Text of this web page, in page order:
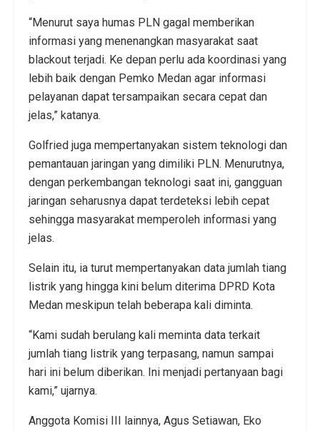
“Menurut saya humas PLN gagal memberikan
informasi yang menenangkan masyarakat saat
blackout terjadi. Ke depan perlu ada koordinasi yang
lebih baik dengan Pemko Medan agar informasi
pelayanan dapat tersampaikan secara cepat dan
jelas,” katanya.
Golfried juga mempertanyakan sistem teknologi dan
pemantauan jaringan yang dimiliki PLN. Menurutnya,
dengan perkembangan teknologi saat ini, gangguan
jaringan seharusnya dapat terdeteksi lebih cepat
sehingga masyarakat memperoleh informasi yang
jelas.
Selain itu, ia turut mempertanyakan data jumlah tiang
listrik yang hingga kini belum diterima DPRD Kota
Medan meskipun telah beberapa kali diminta.
“Kami sudah berulang kali meminta data terkait
jumlah tiang listrik yang terpasang, namun sampai
hari ini belum diberikan. Ini menjadi pertanyaan bagi
kami,” ujarnya.
Anggota Komisi III lainnya, Agus Setiawan, Eko